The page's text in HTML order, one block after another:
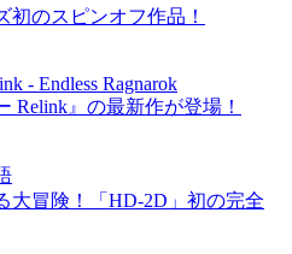
初のスピンオフ作品！
- Endless Ragnarok
Relink』の最新作が登場！
大冒険！「HD-2D」初の完全